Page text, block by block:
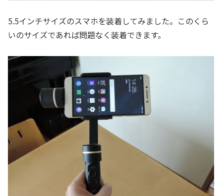
5.5インチサイズのスマホを装着してみました。このくら
いのサイズであれば問題なく装着できます。